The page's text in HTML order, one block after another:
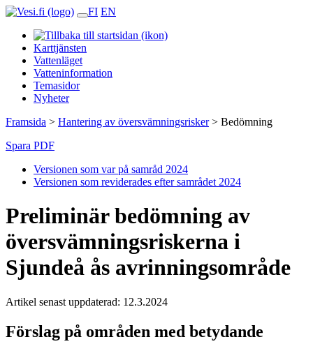
FI EN
Karttjänsten
Vattenläget
Vatteninformation
Temasidor
Nyheter
Framsida > Hantering av översvämningsrisker> Bedömning
Spara PDF
Versionen som var på samråd 2024
Versionen som reviderades efter samrådet 2024
Preliminär bedömning av
översvämningsriskerna i
Sjundeå ås avrinningsområde
Artikel senast uppdaterad: 12.3.2024
Förslag på områden med betydande